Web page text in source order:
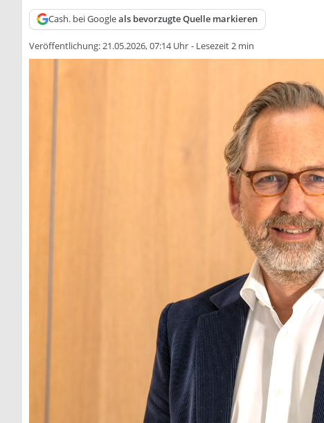
Cash. bei Googleals bevorzugte Quelle markieren
Veröffentlichung:21.05.2026, 07:14 Uhr - Lesezeit 2 min